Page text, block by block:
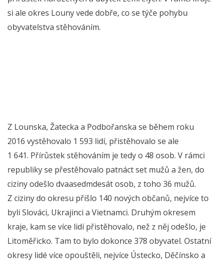
si ale okres Louny vede dobře, co se týče pohybu
obyvatelstva stěhováním.
Z Lounska, Žatecka a Podbořanska se během roku
2016 vystěhovalo 1 593 lidí, přistěhovalo se ale
1 641. Přírůstek stěhováním je tedy o 48 osob. V rámci
republiky se přestěhovalo patnáct set mužů a žen, do
ciziny odešlo dvaasedmdesát osob, z toho 36 mužů.
Z ciziny do okresu přišlo 140 nových občanů, nejvíce to
byli Slováci, Ukrajinci a Vietnamci. Druhým okresem
kraje, kam se více lidí přistěhovalo, než z něj odešlo, je
Litoměřicko. Tam to bylo dokonce 378 obyvatel. Ostatní
okresy lidé více opouštěli, nejvíce Ústecko, Děčínsko a